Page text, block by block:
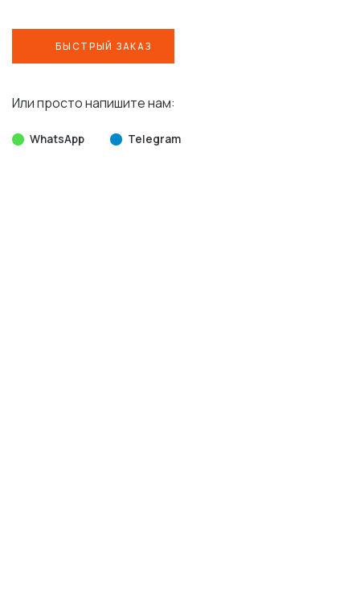
БЫСТРЫЙ ЗАКАЗ
Или просто напишите нам:
WhatsApp Telegram